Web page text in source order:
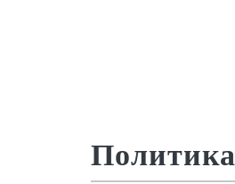
Политика